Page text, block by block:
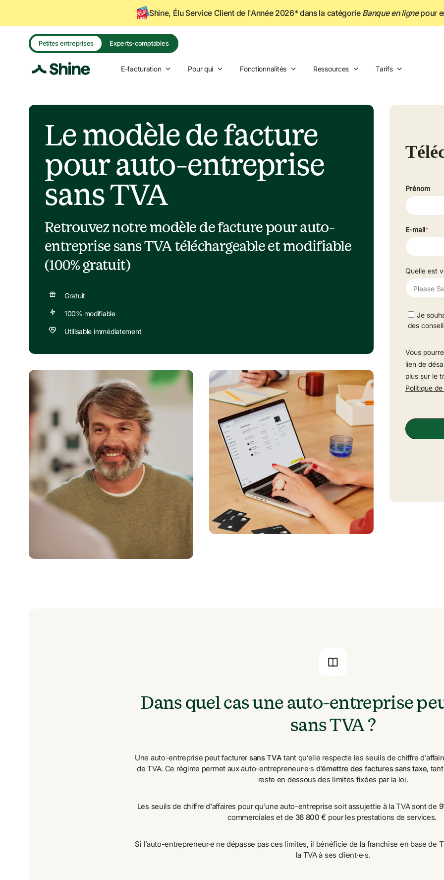
Shine, Élu Service Client de l'Année 2026* dans la catégorie Banque en ligne pour
Petites entreprises Experts-comptables
E-facturation Pour qui Fonctionnalités Ressources Tarifs
Le modèle de facture
pour auto-entreprise
sans TVA
Retrouvez notre modèle de facture pour auto-
entreprise sans TVA téléchargeable et modifiable
(100% gratuit)
Gratuit
100% modifiable
Utilisable immédiatement
Dans quel cas une auto-entreprise
sans TVA ?
Une auto-entreprise peut facturer sans TVA tant qu’elle respecte les seuils de chiffre
de TVA. Ce régime permet aux auto-entrepreneur·e·s d’émettre des factures sans taxe,
reste en dessous des limites fixées par la loi.
Les seuils de chiffre d'affaires pour qu'une auto-entreprise soit assujettie à la TVA sont de
commerciales et de 36 800 € pour les prestations de services.
Si l’auto-entrepreneur·e ne dépasse pas ces limites, il bénéficie de la franchise en base de
la TVA à ses client·e·s.